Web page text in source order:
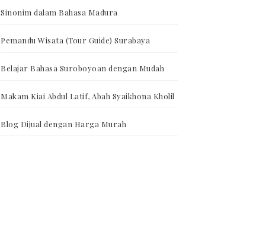
Sinonim dalam Bahasa Madura
Pemandu Wisata (Tour Guide) Surabaya
Belajar Bahasa Suroboyoan dengan Mudah
Makam Kiai Abdul Latif, Abah Syaikhona Kholil
Blog Dijual dengan Harga Murah